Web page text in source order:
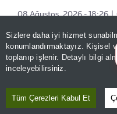
Sizlere daha iyi hizmet
konumlandırmaktayız. Kişisel
toplanıp işlenir. Detaylı bilgi
inceleyebilirsiniz.
Tüm Çerezleri Kabul Et
08 Ağustos, 2026 - 18:26 |